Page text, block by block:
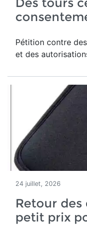
Pétition contre
et des
24 juillet, 2026
Retour
petit prix